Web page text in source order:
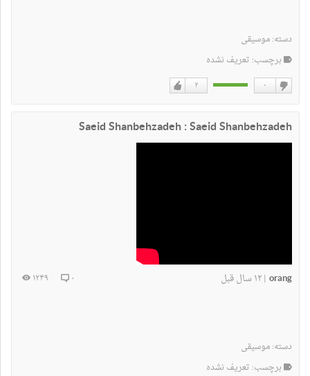
دسته:موسیقی
برچسب: تعریف نشده
۲ ۰
Saeid Shanbehzadeh : Saeid Shanbehzadeh
orang
|۱۲ سال قبل ۰ ۱۲۴۹
دسته:موسیقی
برچسب: تعریف نشده